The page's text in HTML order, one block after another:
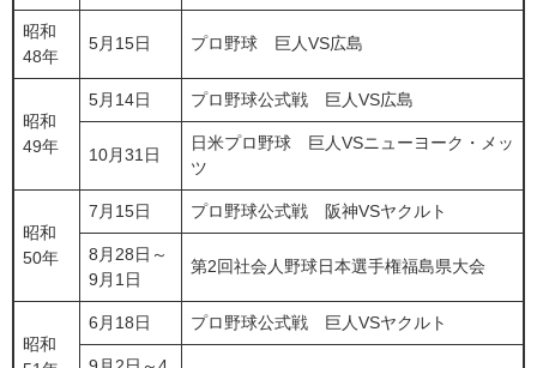
昭和
48年
5月15日 プロ野球 巨人VS広島
昭和
49年
5月14日 プロ野球公式戦 巨人VS広島
10月31日
日米プロ野球 巨人VSニューヨーク・メッ
ツ
昭和
50年
7月15日 プロ野球公式戦 阪神VSヤクルト
8月28日～
9月1日
第2回社会人野球日本選手権福島県大会
昭和
6月18日 プロ野球公式戦 巨人VSヤクルト